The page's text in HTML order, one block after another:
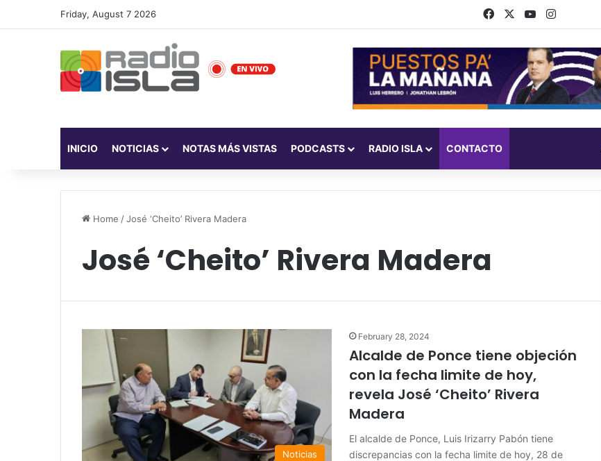
Friday, August 7 2026 FacebookYouTubeInstagram
INICIO NOTICIAS NOTAS MÁS VISTAS PODCASTS RADIO ISLA CONTACTO
Home /José ‘Cheito’ Rivera Madera
José ‘Cheito’ Rivera Madera
Noticias
February 28, 2024
Alcalde de Ponce tiene objeción
con la fecha limite de hoy,
revela José ‘Cheito’ Rivera
Madera
El alcalde de Ponce, Luis Irizarry Pabón tiene
discrepancias con la fecha limite de hoy, 28 de